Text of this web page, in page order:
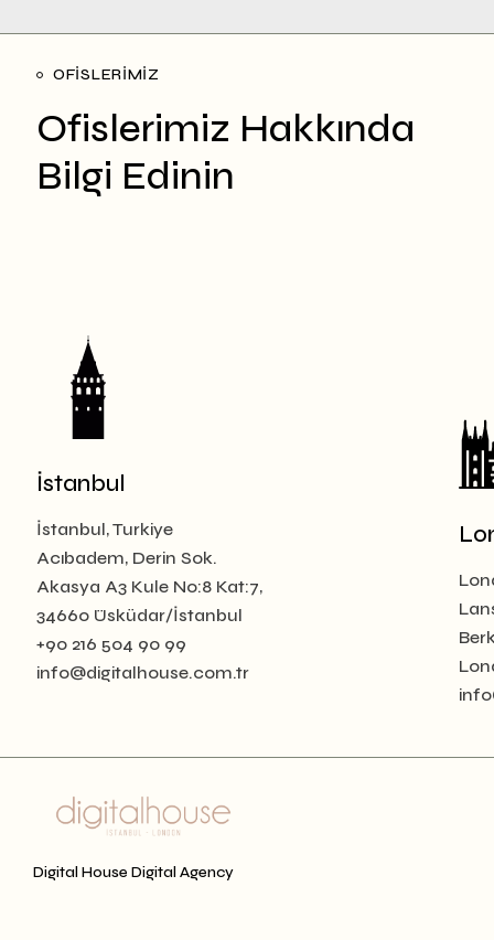
OFİSLERİMİZ
Ofislerimiz Hakkında
Bilgi Edinin
İstanbul
İstanbul, Turkiye
Acıbadem, Derin Sok.
Akasya A3 Kule No:8 Kat:7,
34660 Üsküdar/İstanbul
+90 216 504 90 99
info@digitalhouse.com.tr
Digital House Digital Agency